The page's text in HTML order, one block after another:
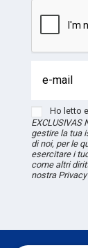
Ho letto
EXCLUSIVAS
gestire la tua
di noi, per le
esercitare i
come altri
nostra